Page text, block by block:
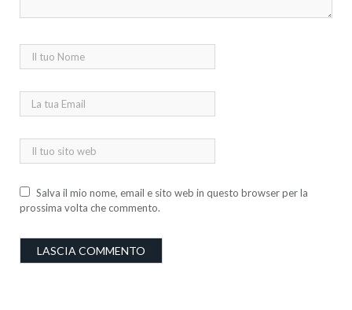
Salva il mio nome, email e sito web in questo browser per la
prossima volta che commento.